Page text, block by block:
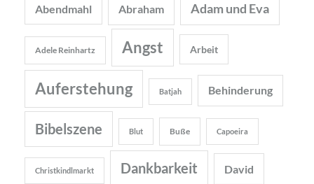
Abendmahl Abraham Adam und Eva
Adele Reinhartz Angst Arbeit
Auferstehung Batjah Behinderung
Bibelszene Blut Buße Capoeira
Christkindlmarkt Dankbarkeit David